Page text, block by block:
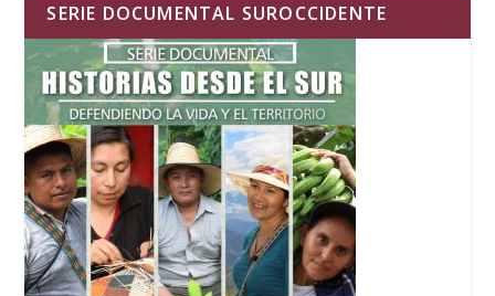
SERIE DOCUMENTAL SUROCCIDENTE